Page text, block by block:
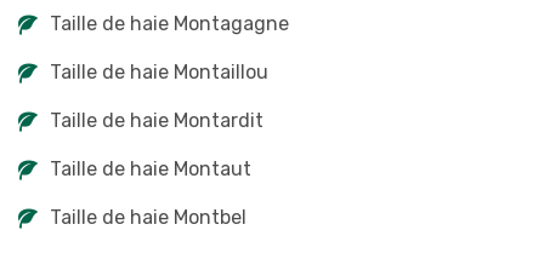
Taille de haie Montagagne
Taille de haie Montaillou
Taille de haie Montardit
Taille de haie Montaut
Taille de haie Montbel